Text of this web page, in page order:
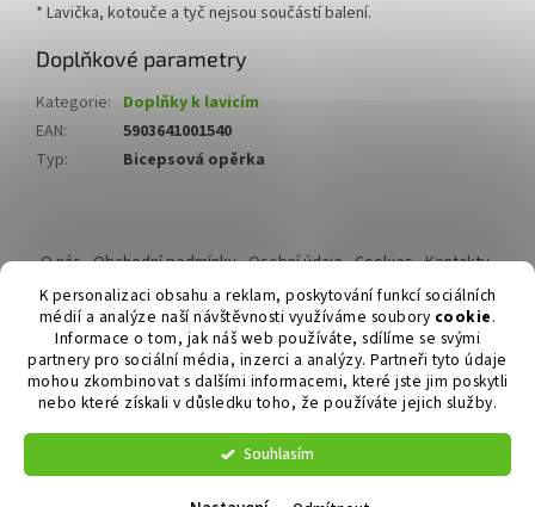
K personalizaci obsahu a reklam, poskytování funkcí sociálních
médií a analýze naší návštěvnosti využíváme soubory cookie.
Informace o tom, jak náš web používáte, sdílíme se svými
partnery pro sociální média, inzerci a analýzy. Partneři tyto údaje
mohou zkombinovat s dalšími informacemi, které jste jim poskytli
nebo které získali v důsledku toho, že používáte jejich služby.
Souhlasím
* Lavička, kotouče a tyč nejsou součástí balení.
Doplňkové parametry
Kategorie: Doplňky k lavicím
EAN:
5903641001540
Typ: Bicepsová opěrka
á
p
O nás Obchodní podmínky Osobní údaje Cookies Kontakty
Reklamační řád
Vytvořil Shoptet
Copyright 2026Duvlan.cz. Všechna práva vyhrazena.Upravit
nastavení cookies